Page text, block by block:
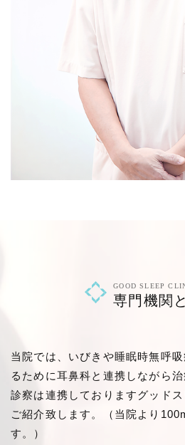
GOOD SLEEP
専門機関
当院では、いびきや睡眠時無呼
るために耳鼻科と連携しながら
診察は連携しておりますグッド
ご紹介致します。（当院より
す。）